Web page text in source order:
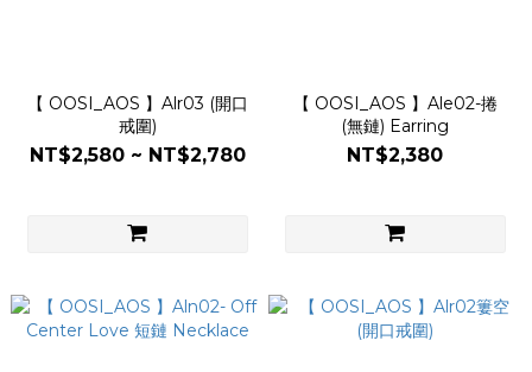
【 OOSI_AOS 】Alr03 (開口
戒圍)
NT$2,580 ~ NT$2,780
【 OOSI_AOS 】Ale02-捲
(無鏈) Earring
NT$2,380